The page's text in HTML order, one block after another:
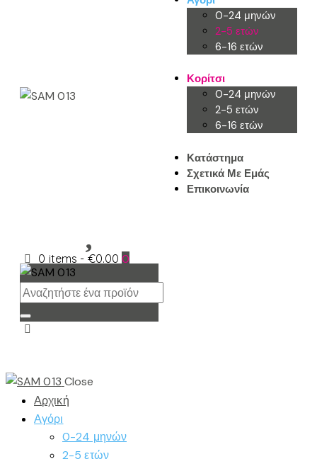
0-24 μηνών
2-5 ετών
6-16 ετών
Κορίτσι
0-24 μηνών
2-5 ετών
6-16 ετών
Κατάστημα
Σχετικά Με Εμάς
Επικοινωνία
0 items - €0.00 0
Close
Αρχική
Αγόρι
0-24 μηνών
2-5 ετών